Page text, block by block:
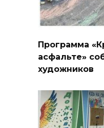
Программа
асфальте»
художников